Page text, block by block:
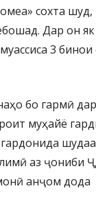
сохта
Дар он
3 бинои
бо гармӣ
муҳайё
аз
анҷом